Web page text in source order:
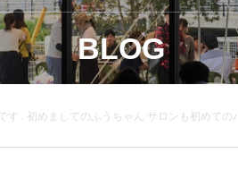
BLOG
す . 初めましてのふうちゃん サロンも初めての